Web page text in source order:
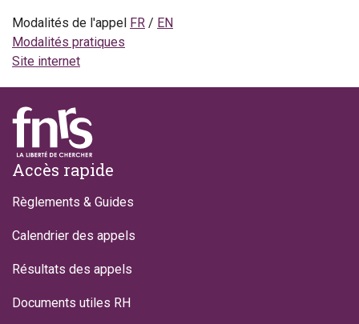
Modalités de l'appel FR / EN
Modalités pratiques
Site internet
Footer
Accès rapide
Règlements & Guides
Calendrier des appels
Résultats des appels
Documents utiles RH